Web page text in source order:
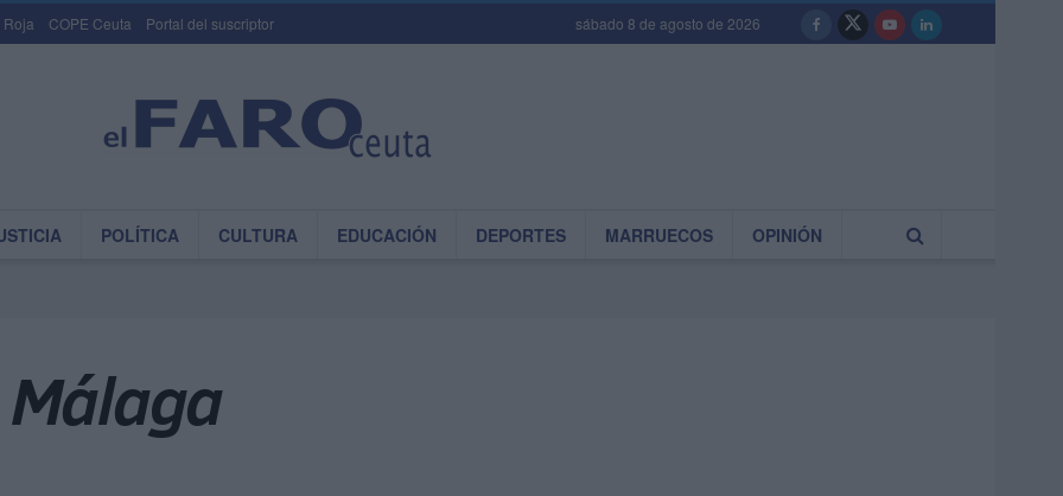
Roja COPE Ceuta Portal del suscriptor sábado 8 de agosto de 2026
POLÍTICA CULTURA EDUCACIÓN DEPORTES MARRUECOS OPINIÓN